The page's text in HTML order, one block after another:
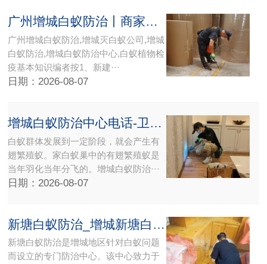
广州增城白蚁防治丨商家推荐增城灭白蚁公司
广州增城白蚁防治,增城灭白蚁公司,增城
白蚁防治,增城白蚁防治中心,白蚁植物检
疫基本知识编者按1、新建···
日期：2026-08-07
增城白蚁防治中心电话-卫城白蚁害虫防治有限公司
白蚁群体发展到一定阶段，就会产生有
翅繁殖蚁。家白蚁巢中的有翅繁殖蚁是
当年羽化当年分飞的。增城白蚁防治···
日期：2026-08-07
新塘白蚁防治是增城地区针对白蚁问题
而设立的专门防治中心。该中心致力于